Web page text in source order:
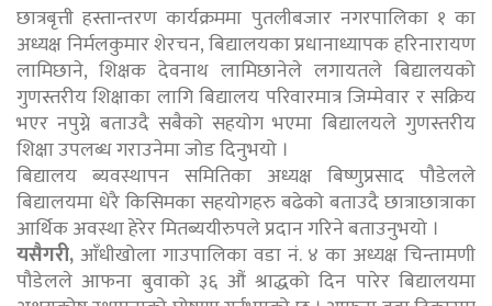
छात्रबृत्ती हस्तान्तरण कार्यक्रममा पुतलीबजार नगरपालिका १ का
अध्यक्ष निर्मलकुमार शेरचन, बिद्यालयका प्रधानाध्यापक हरिनारायण
लामिछाने, शिक्षक देवनाथ लामिछानेले लगायतले बिद्यालयको
गुणस्तरीय शिक्षाका लागि बिद्यालय परिवारमात्र जिम्मेवार र सक्रिय
भएर नपुग्ने बताउदै सबैको सहयोग भएमा बिद्यालयले गुणस्तरीय
शिक्षा उपलब्ध गराउनेमा जोड दिनुभयो ।
बिद्यालय ब्यवस्थापन समितिका अध्यक्ष बिष्णुप्रसाद पौडेलले
बिद्यालयमा धेरै किसिमका सहयोगहरु बढेको बताउदै छात्राछात्राका
आर्थिक अवस्था हेरेर मितब्ययीरुपले प्रदान गरिने बताउनुभयो ।
यसैगरी, आँधीखोला गाउपालिका वडा नं. ४ का अध्यक्ष चिन्तामणी
पौडेलले आफना बुवाको ३६ औं श्राद्धको दिन पारेर बिद्यालयमा